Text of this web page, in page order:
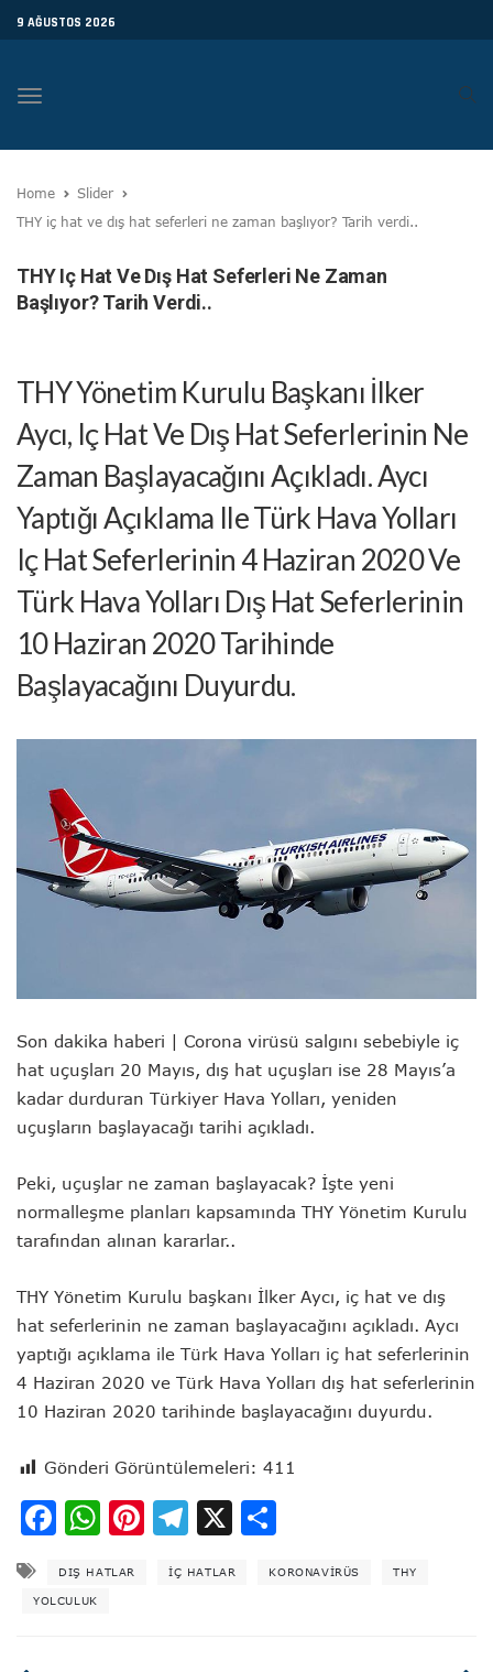
9 AĞUSTOS 2026
Toggle
Home
Slider
THY iç hat ve dış hat seferleri ne zaman başlıyor? Tarih verdi..
THY Iç Hat Ve Dış Hat Seferleri Ne Zaman
Başlıyor? Tarih Verdi..
THY Yönetim Kurulu Başkanı İlker
Aycı, Iç Hat Ve Dış Hat Seferlerinin Ne
Zaman Başlayacağını Açıkladı. Aycı
Yaptığı Açıklama Ile Türk Hava Yolları
Iç Hat Seferlerinin 4 Haziran 2020 Ve
Türk Hava Yolları Dış Hat Seferlerinin
10 Haziran 2020 Tarihinde
Başlayacağını Duyurdu.
Son dakika haberi | Corona virüsü salgını sebebiyle iç
hat uçuşları 20 Mayıs, dış hat uçuşları ise 28 Mayıs’a
kadar durduran Türkiyer Hava Yolları, yeniden
uçuşların başlayacağı tarihi açıkladı.
Peki, uçuşlar ne zaman başlayacak? İşte yeni
normalleşme planları kapsamında THY Yönetim Kurulu
tarafından alınan kararlar..
THY Yönetim Kurulu başkanı İlker Aycı, iç hat ve dış
hat seferlerinin ne zaman başlayacağını açıkladı. Aycı
yaptığı açıklama ile Türk Hava Yolları iç hat seferlerinin
4 Haziran 2020 ve Türk Hava Yolları dış hat seferlerinin
10 Haziran 2020 tarihinde başlayacağını duyurdu.
Gönderi Görüntülemeleri: 411
Facebook
WhatsApp
Pinterest
Telegram
X
DIŞ HATLAR IÇ HATLAR KORONAVIRÜS THY
YOLCULUK